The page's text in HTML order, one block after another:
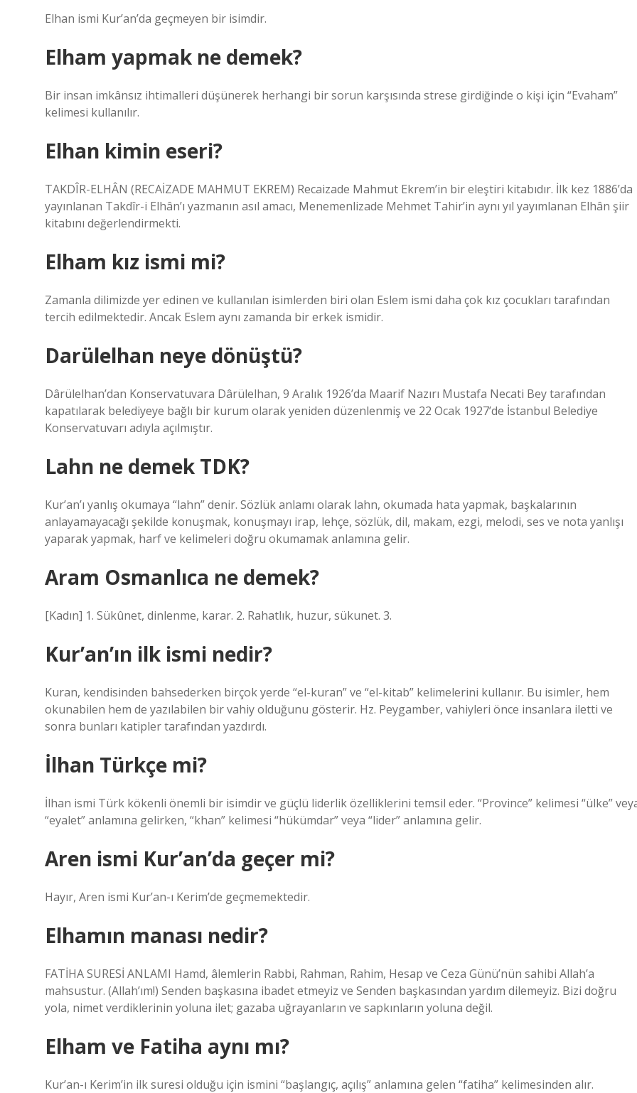
Elhan ismi Kur’an’da geçmeyen bir isimdir.
Elham yapmak ne demek?
Bir insan imkânsız ihtimalleri düşünerek herhangi bir sorun karşısında strese girdiğinde o kişi için “Evaham”
kelimesi kullanılır.
Elhan kimin eseri?
TAKDÎR-ELHÂN (RECAİZADE MAHMUT EKREM) Recaizade Mahmut Ekrem’in bir eleştiri kitabıdır. İlk kez 1886’da
yayınlanan Takdîr-i Elhân’ı yazmanın asıl amacı, Menemenlizade Mehmet Tahir’in aynı yıl yayımlanan Elhân şiir
kitabını değerlendirmekti.
Elham kız ismi mi?
Zamanla dilimizde yer edinen ve kullanılan isimlerden biri olan Eslem ismi daha çok kız çocukları tarafından
tercih edilmektedir. Ancak Eslem aynı zamanda bir erkek ismidir.
Darülelhan neye dönüştü?
Dârülelhan’dan Konservatuvara Dârülelhan, 9 Aralık 1926’da Maarif Nazırı Mustafa Necati Bey tarafından
kapatılarak belediyeye bağlı bir kurum olarak yeniden düzenlenmiş ve 22 Ocak 1927’de İstanbul Belediye
Konservatuvarı adıyla açılmıştır.
Lahn ne demek TDK?
Kur’an’ı yanlış okumaya “lahn” denir. Sözlük anlamı olarak lahn, okumada hata yapmak, başkalarının
anlayamayacağı şekilde konuşmak, konuşmayı irap, lehçe, sözlük, dil, makam, ezgi, melodi, ses ve nota yanlışı
yaparak yapmak, harf ve kelimeleri doğru okumamak anlamına gelir.
Aram Osmanlıca ne demek?
[Kadın] 1. Sükûnet, dinlenme, karar. 2. Rahatlık, huzur, sükunet. 3.
Kur’an’ın ilk ismi nedir?
Kuran, kendisinden bahsederken birçok yerde “el-kuran” ve “el-kitab” kelimelerini kullanır. Bu isimler, hem
okunabilen hem de yazılabilen bir vahiy olduğunu gösterir. Hz. Peygamber, vahiyleri önce insanlara iletti ve
sonra bunları katipler tarafından yazdırdı.
İlhan Türkçe mi?
İlhan ismi Türk kökenli önemli bir isimdir ve güçlü liderlik özelliklerini temsil eder. “Province” kelimesi “ülke”
“eyalet” anlamına gelirken, “khan” kelimesi “hükümdar” veya “lider” anlamına gelir.
Aren ismi Kur’an’da geçer mi?
Hayır, Aren ismi Kur’an-ı Kerim’de geçmemektedir.
Elhamın manası nedir?
FATİHA SURESİ ANLAMI Hamd, âlemlerin Rabbi, Rahman, Rahim, Hesap ve Ceza Günü’nün sahibi Allah’a
mahsustur. (Allah’ım!) Senden başkasına ibadet etmeyiz ve Senden başkasından yardım dilemeyiz. Bizi doğru
yola, nimet verdiklerinin yoluna ilet; gazaba uğrayanların ve sapkınların yoluna değil.
Elham ve Fatiha aynı mı?
Kur’an-ı Kerim’in ilk suresi olduğu için ismini “başlangıç, açılış” anlamına gelen “fatiha” kelimesinden alır.